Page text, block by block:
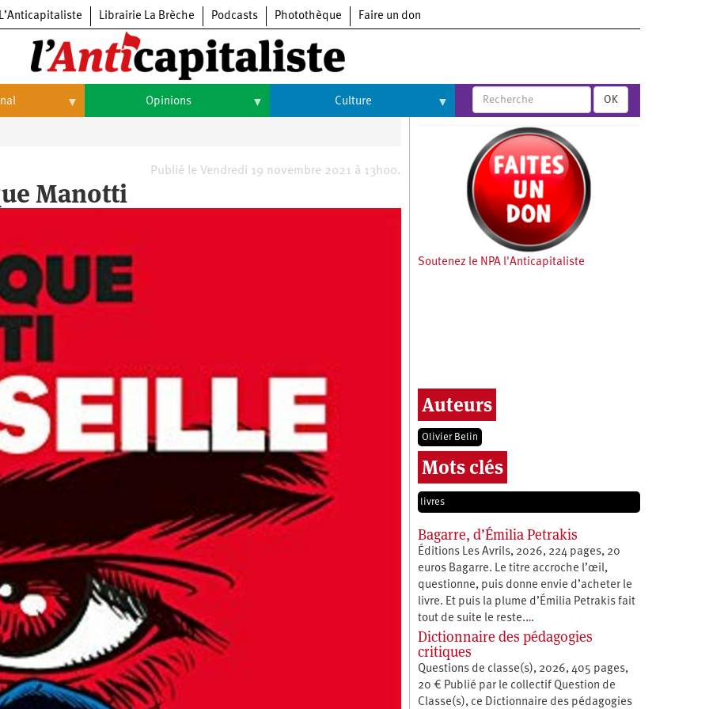
L’Anticapitaliste Librairie La Brèche Podcasts Photothèque Faire un don
Opinions Culture
Arts
OK
Publié le Vendredi 19 novembre 2021 à 13h00.
Manotti
Soutenez le NPA l'Anticapitaliste
Auteurs
Olivier Belin
Mots clés
livres
Bagarre, d’Émilia Petrakis
Éditions Les Avrils, 2026, 224 pages, 20
euros Bagarre. Le titre accroche l’œil,
questionne, puis donne envie d’acheter le
livre. Et puis la plume d’Émilia Petrakis fait
tout de suite le reste.…
Dictionnaire des pédagogies
critiques
Questions de classe(s), 2026, 405 pages,
20 € Publié par le collectif Question de
Classe(s), ce Dictionnaire des pédagogies